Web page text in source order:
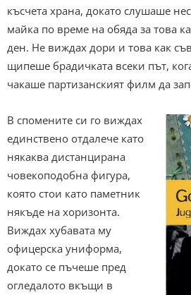
късчета храна, докато слушаше
майка по време на обяда за това
ден. Не виждах дори и това как
щипеше брадичката всеки път,
чакаше партизанският филм да
В спомените си го виждах
единствено отдалече като
някаква дистанцирана
човекоподобна фигура,
която стои като паметник
някъде на хоризонта.
Виждах хубавата му
офицерска униформа,
докато се пъчеше пред
огледалото вкъщи в